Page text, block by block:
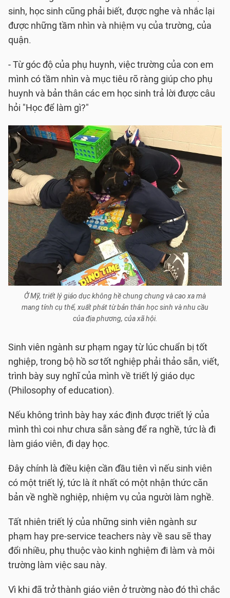
sinh, học sinh cũng phải biết, được nghe và nhắc lại
được những tầm nhìn và nhiệm vụ của trường, của
quận.
- Từ góc độ của phụ huynh, việc trường của con em
mình có tầm nhìn và mục tiêu rõ ràng giúp cho phụ
huynh và bản thân các em học sinh trả lời được câu
hỏi "Học để làm gì?"
Ở Mỹ, triết lý giáo dục không hề chung chung và cao xa mà
mang tính cụ thể, xuất phát từ bản thân học sinh và nhu cầu
của địa phương, của xã hội.
Sinh viên ngành sư phạm ngay từ lúc chuẩn bị tốt
nghiệp, trong bộ hồ sơ tốt nghiệp phải thảo sẵn, viết,
trình bày suy nghĩ của mình về triết lý giáo dục
(Philosophy of education).
Nếu không trình bày hay xác định được triết lý của
mình thì coi như chưa sẵn sàng để ra nghề, tức là đi
làm giáo viên, đi dạy học.
Đây chính là điều kiện cần đầu tiên vì nếu sinh viên
có một triết lý, tức là ít nhất có một nhận thức căn
bản về nghề nghiệp, nhiệm vụ của người làm nghề.
Tất nhiên triết lý của những sinh viên ngành sư
phạm hay pre-service teachers này về sau sẽ thay
đổi nhiều, phụ thuộc vào kinh nghiệm đi làm và môi
trường làm việc sau này.
Vì khi đã trở thành giáo viên ở trường nào đó thì chắc